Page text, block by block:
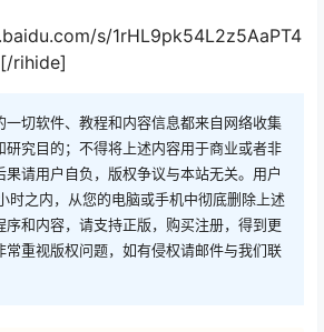
s/1rHL9pk54L2z5AaPT4
rihide]
一切软件、教程和内容信息都来自网络收集
研究目的；不得将上述内容用于商业或者非
请用户自负，版权争议与本站无关。用户
时之内，从您的电脑或手机中彻底删除上述
序和内容，请支持正版，购买注册，得到更
常重视版权问题，如有侵权请邮件与我们联